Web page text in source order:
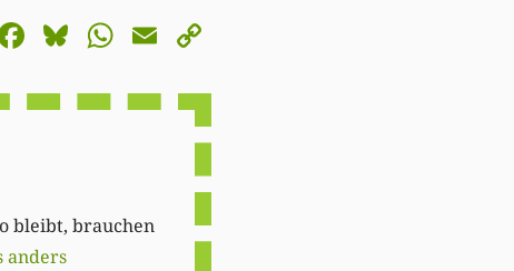
Facebook
Bluesky
WhatsApp
Email
bleibt, brauchen
anders